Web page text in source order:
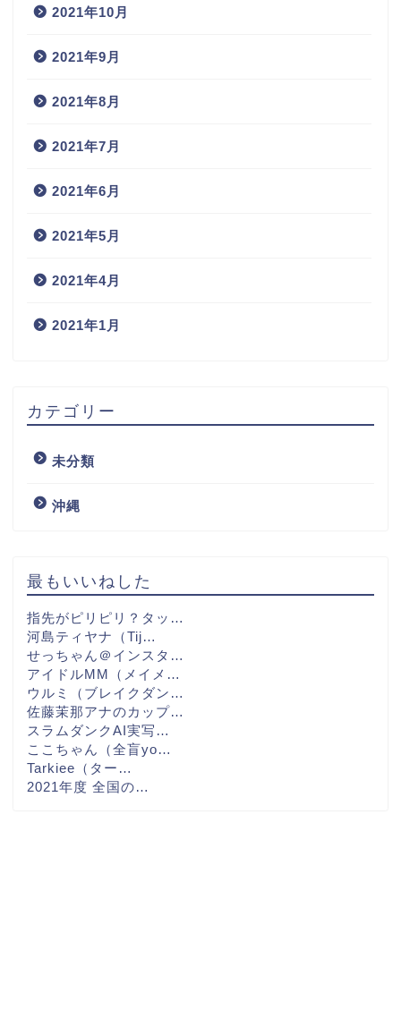
2021年10月
2021年9月
2021年8月
2021年7月
2021年6月
2021年5月
2021年4月
2021年1月
カテゴリー
未分類
沖縄
最もいいねした
指先がピリピリ？タッ…
河島ティヤナ（Tij…
せっちゃん＠インスタ…
アイドルMM（メイメ…
ウルミ（ブレイクダン…
佐藤茉那アナのカップ…
スラムダンクAI実写…
ここちゃん（全盲yo…
Tarkiee（ター…
2021年度 全国の…